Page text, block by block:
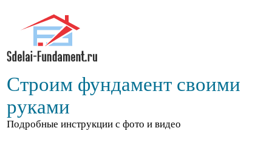
Строим фундамент своими
руками
Подробные инструкции с фото и видео